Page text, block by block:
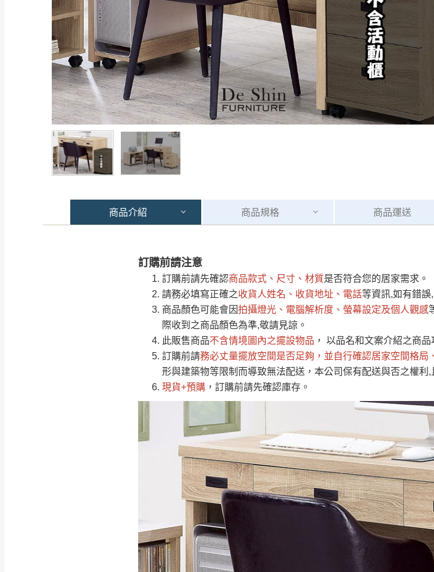
商品介紹 商品規格 商品運送
訂購前請注意
訂購前請先確認商品款式、尺寸、材質是否符合您的居家需求。
請務必填寫正確之收貨人姓名、收貨地址、電話等資訊,如有錯誤
商品顏色可能會因拍攝燈光、電腦解析度、螢幕設定及個人觀感
際收到之商品顏色為準,敬請見諒。
此販售商品不含情境圖內之擺設物品 ， 以品名和文案介紹之商品
訂購前請務必丈量擺放空間是否足夠 ，並自行確認居家空間格局、
形與建築物等限制而導致無法配送，本公司保有配送與否之權利
現貨+預購 ，訂購前請先確認庫存。
運 費 說 明
運送地區
桃園
免 運
＊A108產品另收運
新竹
台北
新北
注意事項：
由於品項繁多，網頁無法及時更新，如有需要購買商品
認商品是否有「現貨」與 「金額」。
若商品價格或庫存有異常，商家有權取消訂單。
接單後二日內(不含例假日)，我們客服會與您電話聯絡或
（線上客服 LINE → @dershin）
下單前先詢問是否現貨，若未詢問下單後無現貨我們客
（洽詢方式請搜尋 Line ID →
運送範圍：限定北至基隆，南至苗栗，偏遠地區恕無法
配送範圍：
苗栗至基隆；其它地區暫不開放，如因特殊地型限制(山
素，導致無法配送，本公司保有出貨的權利。
保護物流人員的工作安全，賣家無提供吊掛服務，若需
行支付。
因大型傢俱有組裝、配送的問題，並非一般快速到貨商
會再與您通知，讓你不用整天在家等貨，以節省您的寶貴
由於百貨公司配送較為不易，故暫無法配送至百貨公司內
全部 依評論高至低排列